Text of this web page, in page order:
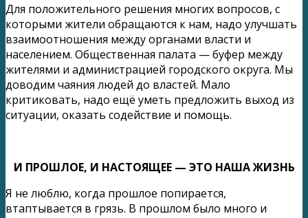
Для положительного решения многих вопросов, с
которыми жители обращаются к нам, надо улучшать
взаимоотношения между органами власти и
населением. Общественная палата — буфер между
жителями и администрацией городского округа. Мы
доводим чаяния людей до властей. Мало
критиковать, надо ещё уметь предложить выход из
ситуации, оказать содействие и помощь.
И ПРОШЛОЕ, И НАСТОЯЩЕЕ — ЭТО НАША ЖИЗНЬ
Я не люблю, когда прошлое попирается,
втаптывается в грязь. В прошлом было много и